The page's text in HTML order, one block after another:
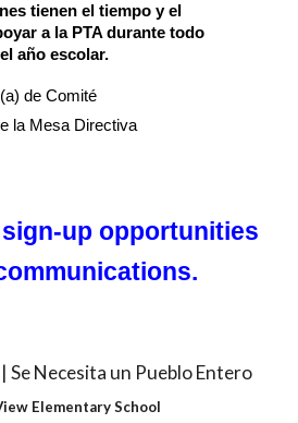
tienen el tiempo y el
a la PTA durante todo
el año escolar.
de Comité
la Mesa Directiva
up opportunities
Se Necesita un Pueblo Entero
Elementary School